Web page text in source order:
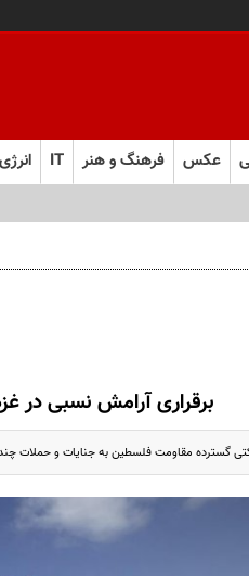
عکس فرهنگ و هنر IT انرژی
برقراری آرامش نسبی در
گسترده مقاومت فلسطین به جنایات و حملات